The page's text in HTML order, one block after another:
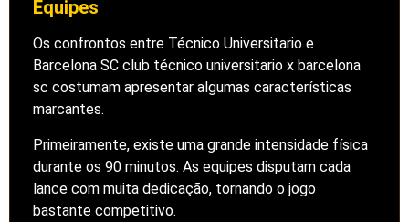
Equipes
Os confrontos entre Técnico Universitario e
Barcelona SC club técnico universitario x barcelona
sc costumam apresentar algumas características
marcantes.
Primeiramente, existe uma grande intensidade física
durante os 90 minutos. As equipes disputam cada
lance com muita dedicação, tornando o jogo
bastante competitivo.